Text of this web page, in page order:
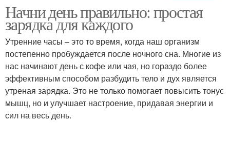
темпе
Утренний зарядка
Зарядки на неделю Польза от простой
Зарядки в спокойном
Начни день правильно: простая
зарядка для каждого
Утренние часы – это то время, когда наш организм
постепенно пробуждается после ночного сна. Многие из
нас начинают день с кофе или чая, но гораздо более
эффективным способом разбудить тело и дух является
утреная зарядка. Это не только помогает повысить тонус
мышц, но и улучшает настроение, придавая энергии и
сил на весь день.